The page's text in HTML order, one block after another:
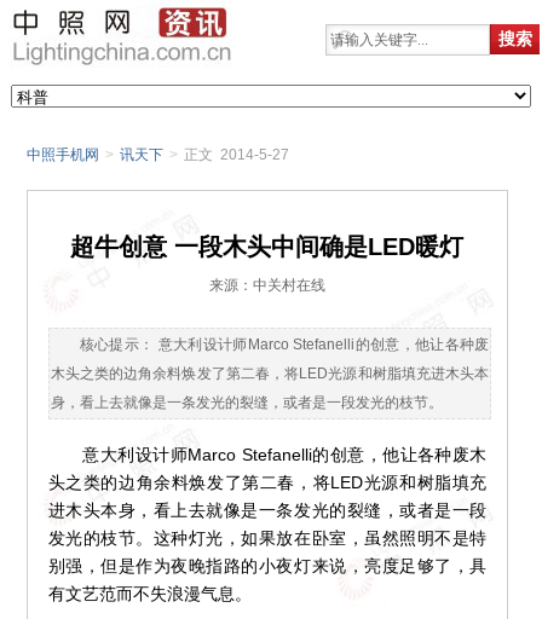
中照手机网 > 讯天下 > 正文 2014-5-27
超牛创意 一段木头中间确是LED暖灯
来源：中关村在线
核心提示： 意大利设计师Marco Stefanelli的创意，他让各种废
木头之类的边角余料焕发了第二春，将LED光源和树脂填充进木头本
身，看上去就像是一条发光的裂缝，或者是一段发光的枝节。
意大利设计师Marco Stefanelli的创意，他让各种废木
头之类的边角余料焕发了第二春，将LED光源和树脂填充
进木头本身，看上去就像是一条发光的裂缝，或者是一段
发光的枝节。这种灯光，如果放在卧室，虽然照明不是特
别强，但是作为夜晚指路的小夜灯来说，亮度足够了，具
有文艺范而不失浪漫气息。